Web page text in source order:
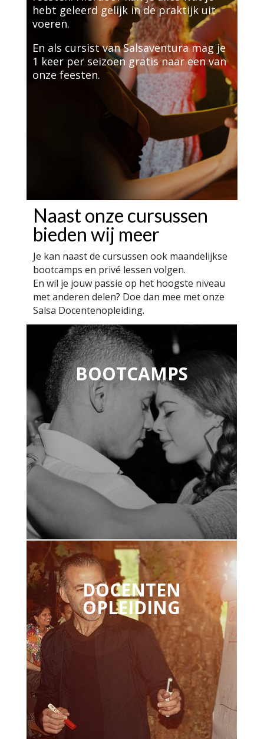
hebt geleerd gelijk in de praktijk uit
voeren.
En als cursist van Salsaventura mag je
1 keer per seizoen gratis naar een van
onze feesten.
Naast onze cursussen
bieden wij meer
Je kan naast de cursussen ook maandelijkse
bootcamps en privé lessen volgen.
En wil je jouw passie op het hoogste niveau
met anderen delen? Doe dan mee met onze
Salsa Docentenopleiding.
BOOTCAMPS
DOCENTEN
OPLEIDING